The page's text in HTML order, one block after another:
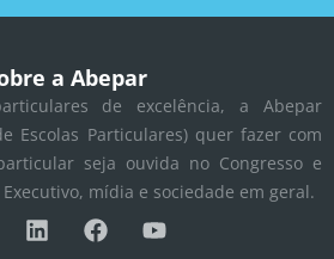
a Abepar
de excelência, a Abepar
Escolas Particulares) quer fazer com
seja ouvida no Congresso e
mídia e sociedade em geral.
L
i
F
a
Y
o